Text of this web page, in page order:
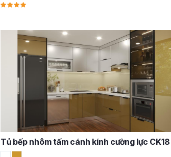
Tủ bếp nhôm tấm cánh kính cường lực CK18